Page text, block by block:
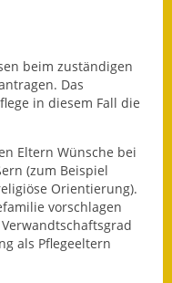
& Finanzen
beim zuständigen
Das
in diesem Fall die
Eltern Wünsche bei
(zum Beispiel
Orientierung).
vorschlagen
als Pflegeeltern